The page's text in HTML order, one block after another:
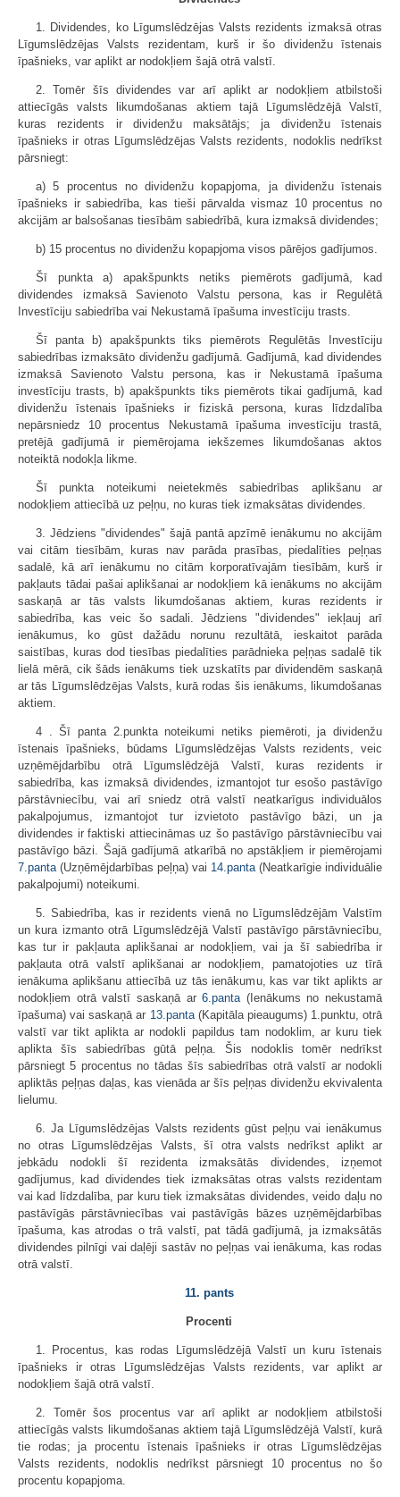
1. Dividendes, ko Līgumslēdzējas Valsts rezidents izmaksā otras
Līgumslēdzējas Valsts rezidentam, kurš ir šo dividenžu īstenais
īpašnieks, var aplikt ar nodokļiem šajā otrā valstī.
2. Tomēr šīs dividendes var arī aplikt ar nodokļiem atbilstoši
attiecīgās valsts likumdošanas aktiem tajā Līgumslēdzējā Valstī,
kuras rezidents ir dividenžu maksātājs; ja dividenžu īstenais
īpašnieks ir otras Līgumslēdzējas Valsts rezidents, nodoklis nedrīkst
pārsniegt:
a) 5 procentus no dividenžu kopapjoma, ja dividenžu īstenais
īpašnieks ir sabiedrība, kas tieši pārvalda vismaz 10 procentus no
akcijām ar balsošanas tiesībām sabiedrībā, kura izmaksā dividendes;
b) 15 procentus no dividenžu kopapjoma visos pārējos gadījumos.
Šī punkta a) apakšpunkts netiks piemērots gadījumā, kad
dividendes izmaksā Savienoto Valstu persona, kas ir Regulētā
Investīciju sabiedrība vai Nekustamā īpašuma investīciju trasts.
Šī panta b) apakšpunkts tiks piemērots Regulētās Investīciju
sabiedrības izmaksāto dividenžu gadījumā. Gadījumā, kad dividendes
izmaksā Savienoto Valstu persona, kas ir Nekustamā īpašuma
investīciju trasts, b) apakšpunkts tiks piemērots tikai gadījumā, kad
dividenžu īstenais īpašnieks ir fiziskā persona, kuras līdzdalība
nepārsniedz 10 procentus Nekustamā īpašuma investīciju trastā,
pretējā gadījumā ir piemērojama iekšzemes likumdošanas aktos
noteiktā nodokļa likme.
Šī punkta noteikumi neietekmēs sabiedrības aplikšanu ar
nodokļiem attiecībā uz peļņu, no kuras tiek izmaksātas dividendes.
3. Jēdziens "dividendes" šajā pantā apzīmē ienākumu no akcijām
vai citām tiesībām, kuras nav parāda prasības, piedalīties peļņas
sadalē, kā arī ienākumu no citām korporatīvajām tiesībām, kurš ir
pakļauts tādai pašai aplikšanai ar nodokļiem kā ienākums no akcijām
saskaņā ar tās valsts likumdošanas aktiem, kuras rezidents ir
sabiedrība, kas veic šo sadali. Jēdziens "dividendes" iekļauj arī
ienākumus, ko gūst dažādu norunu rezultātā, ieskaitot parāda
saistības, kuras dod tiesības piedalīties parādnieka peļņas sadalē tik
lielā mērā, cik šāds ienākums tiek uzskatīts par dividendēm saskaņā
ar tās Līgumslēdzējas Valsts, kurā rodas šis ienākums, likumdošanas
aktiem.
4 . Šī panta 2.punkta noteikumi netiks piemēroti, ja dividenžu
īstenais īpašnieks, būdams Līgumslēdzējas Valsts rezidents, veic
uzņēmējdarbību otrā Līgumslēdzējā Valstī, kuras rezidents ir
sabiedrība, kas izmaksā dividendes, izmantojot tur esošo pastāvīgo
pārstāvniecību, vai arī sniedz otrā valstī neatkarīgus individuālos
pakalpojumus, izmantojot tur izvietoto pastāvīgo bāzi, un ja
dividendes ir faktiski attiecināmas uz šo pastāvīgo pārstāvniecību vai
pastāvīgo bāzi. Šajā gadījumā atkarībā no apstākļiem ir piemērojami
7.panta(Uzņēmējdarbības peļņa) vai 14.panta(Neatkarīgie individuālie
pakalpojumi) noteikumi.
5. Sabiedrība, kas ir rezidents vienā no Līgumslēdzējām Valstīm
un kura izmanto otrā Līgumslēdzējā Valstī pastāvīgo pārstāvniecību,
kas tur ir pakļauta aplikšanai ar nodokļiem, vai ja šī sabiedrība ir
pakļauta otrā valstī aplikšanai ar nodokļiem, pamatojoties uz tīrā
ienākuma aplikšanu attiecībā uz tās ienākumu, kas var tikt aplikts ar
nodokļiem otrā valstī saskaņā ar6.panta(Ienākums no nekustamā
īpašuma) vai saskaņā ar 13.panta(Kapitāla pieaugums) 1.punktu, otrā
valstī var tikt aplikta ar nodokli papildus tam nodoklim, ar kuru tiek
aplikta šīs sabiedrības gūtā peļņa. Šis nodoklis tomēr nedrīkst
pārsniegt 5 procentus no tādas šīs sabiedrības otrā valstī ar nodokli
apliktās peļņas daļas, kas vienāda ar šīs peļņas dividenžu ekvivalenta
lielumu.
6. Ja Līgumslēdzējas Valsts rezidents gūst peļņu vai ienākumus
no otras Līgumslēdzējas Valsts, šī otra valsts nedrīkst aplikt ar
jebkādu nodokli šī rezidenta izmaksātās dividendes, izņemot
gadījumus, kad dividendes tiek izmaksātas otras valsts rezidentam
vai kad līdzdalība, par kuru tiek izmaksātas dividendes, veido daļu no
pastāvīgās pārstāvniecības vai pastāvīgās bāzes uzņēmējdarbības
īpašuma, kas atrodas o trā valstī, pat tādā gadījumā, ja izmaksātās
dividendes pilnīgi vai daļēji sastāv no peļņas vai ienākuma, kas rodas
otrā valstī.
11. pants
Procenti
1. Procentus, kas rodas Līgumslēdzējā Valstī un kuru īstenais
īpašnieks ir otras Līgumslēdzējas Valsts rezidents, var aplikt ar
nodokļiem šajā otrā valstī.
2. Tomēr šos procentus var arī aplikt ar nodokļiem atbilstoši
attiecīgās valsts likumdošanas aktiem tajā Līgumslēdzējā Valstī, kurā
tie rodas; ja procentu īstenais īpašnieks ir otras Līgumslēdzējas
Valsts rezidents, nodoklis nedrīkst pārsniegt 10 procentus no šo
procentu kopapjoma.